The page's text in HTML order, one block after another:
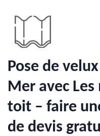
Pose de
Mer avec
toit – faire
de devis